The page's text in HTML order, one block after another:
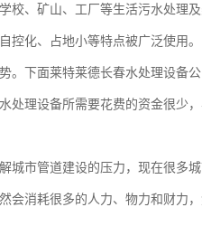
校、矿山、工厂等生活污水处理及
控化、占地小等特点被广泛使用
。下面莱特莱德长春水处理设备公
处理设备所需要花费的资金很少
城市管道建设的压力，现在很多
会消耗很多的人力、物力和财力